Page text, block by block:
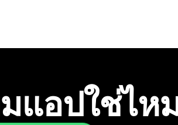
แอปใช่ไห